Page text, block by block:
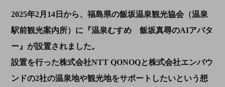
2025年2月14日から、福島県の飯坂温泉観光協会（温泉
駅前観光案内所）に『温泉むすめ 飯坂真尋のAIアバタ
ー』が設置されました。
設置を行った株式会社NTT QONOQと株式会社エンバウ
ンドの2社の温泉地や観光地をサポートしたいという想